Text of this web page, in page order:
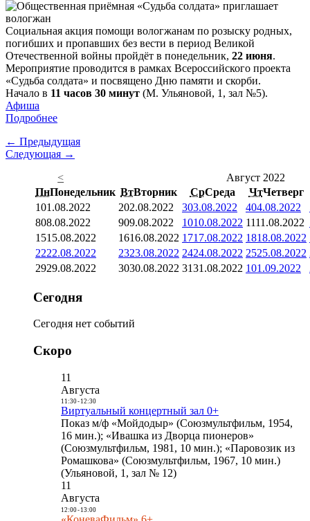
Социальная акция помощи вологжанам по розыску родных,
погибших и пропавших без вести в период Великой
Отечественной войны пройдёт в понедельник, 22 июня.
Мероприятие проводится в рамках Всероссийского проекта
«Судьба солдата» и посвящено Дню памяти и скорби.
Начало в 11 часов 30 минут (М. Ульяновой, 1, зал №5).
Афиша
Подробнее
← Предыдущая
Следующая →
<
Август 2022
ПнПонедельник ВтВторник СрСреда ЧтЧетверг
101.08.2022 202.08.2022 303.08.2022 404.08.2022
808.08.2022 909.08.2022 1010.08.2022 1111.08.2022
1515.08.2022 1616.08.2022 1717.08.2022 1818.08.2022
2222.08.2022 2323.08.2022 2424.08.2022 2525.08.2022
2929.08.2022 3030.08.2022 3131.08.2022 101.09.2022
Сегодня
Сегодня нет событий
Скоро
11
Августа
11:30- 12:30
Виртуальный концертный зал 0+
Показ м/ф «Мойдодыр» (Союзмультфильм, 1954,
16 мин.); «Ивашка из Дворца пионеров»
(Союзмультфильм, 1981, 10 мин.); «Паровозик из
Ромашкова» (Союзмультфильм, 1967, 10 мин.)
(Ульяновой, 1, зал № 12)
11
Августа
12:00- 13:00